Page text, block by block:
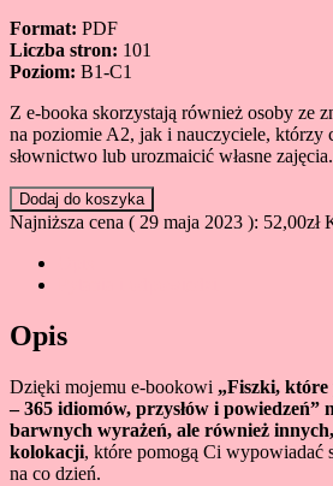
Format: PDF
Liczba stron: 101
Poziom: B1-C1
Z e-booka skorzystają również osoby ze
na poziomie A2, jak i nauczyciele, którzy
słownictwo lub urozmaicić własne zajęcia.
ilość
365
IDIOMÓW,
PRZYSŁÓW
-
e-
Dodaj do koszyka
Najniższa cena ( 29 maja 2023 ): 52,00zł
Opis
Dzięki mojemu e-bookowi „Fiszki,
– 365 idiomów, przysłów i powiedzeń”
barwnych wyrażeń, ale również
kolokacji, które pomogą Ci wypowiadać
na co dzień.